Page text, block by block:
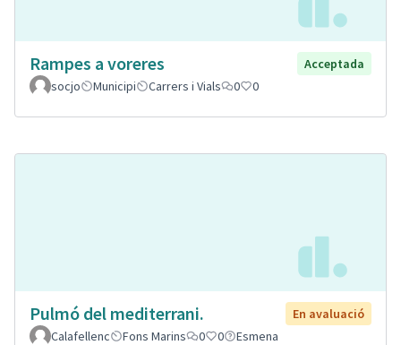
Rampes a voreres
Acceptada
socjo
Municipi Carrers i Vials 0 0
Pulmó del mediterrani.
En avaluació
Calafellenc
Fons Marins 0 0 Esmena